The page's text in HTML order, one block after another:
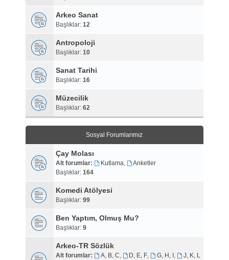
Arkeo Sanat
Başlıklar: 12
Antropoloji
Başlıklar: 10
Sanat Tarihi
Başlıklar: 16
Müzecilik
Başlıklar: 62
Sosyal Forumlarımız
Çay Molası
Alt forumlar: Kutlama,
Anketler
Başlıklar: 164
Komedi Atölyesi
Başlıklar: 99
Ben Yaptım, Olmuş Mu?
Başlıklar: 9
Arkeo-TR Sözlük
Alt forumlar: A, B, C, D, E, F, G, H, I ,
J, K, L